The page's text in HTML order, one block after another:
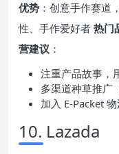
优势 ：创意手作赛道
性、手作爱好者 热门
营建议 ：
注重产品故事，
多渠道种草推广
加入 E‑Packet
10. Lazada